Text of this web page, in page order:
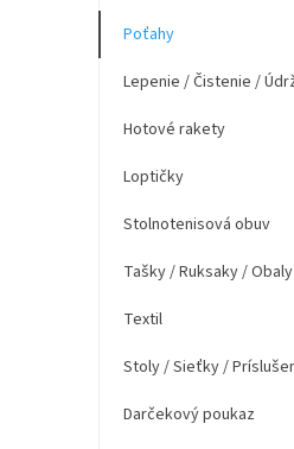
a
Poťahy
Lepenie / Čistenie /
Hotové rakety
Loptičky
Stolnotenisová obuv
Tašky / Ruksaky / Obaly
Textil
Stoly / Sieťky /
Darčekový poukaz